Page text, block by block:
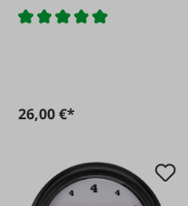
26,00 €*